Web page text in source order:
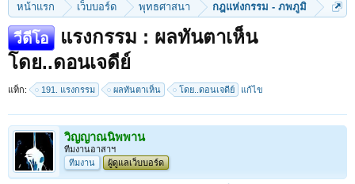
หน้าแรก เว็บบอร์ด พุทธศาสนา กฎแห่งกรรม - ภพภูมิ
วีดีโอ
แรงกรรม : ผลทันตาเห็น
โดย..ดอนเจดีย์
แท็ก: 191. แรงกรรม ผลทันตาเห็น โดย..ดอนเจดีย์ แก้ไข
วิญญาณนิพพาน
ทีมงานอาสาฯ
ทีมงาน
ผู้ดูแลเว็บบอร์ด